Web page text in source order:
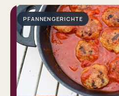
PFANNENGERICHTE